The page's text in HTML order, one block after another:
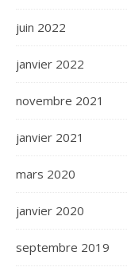
juin 2022
janvier 2022
novembre 2021
janvier 2021
mars 2020
janvier 2020
septembre 2019